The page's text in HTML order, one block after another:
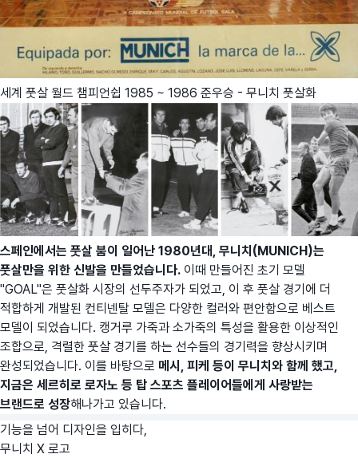
세계 풋살 월드 챔피언쉽 1985 ~ 1986 준우승 - 무니치 풋살화
스페인에서는 풋살 붐이 일어난 1980년대, 무니치(MUNICH)는
풋살만을 위한 신발을 만들었습니다. 이때 만들어진 초기 모델
"GOAL"은 풋살화 시장의 선두주자가 되었고, 이 후 풋살 경기에 더
적합하게 개발된 컨티넨탈 모델은 다양한 컬러와 편안함으로 베스트
모델이 되었습니다. 캥거루 가죽과 소가죽의 특성을 활용한 이상적인
조합으로, 격렬한 풋살 경기를 하는 선수들의 경기력을 향상시키며
완성되었습니다. 이를 바탕으로 메시, 피케 등이 무니치와 함께 했고,
지금은 세르히로 로자노 등 탑 스포츠 플레이어들에게 사랑받는
브랜드로 성장해나가고 있습니다.
기능을 넘어 디자인을 입히다,
무니치 X 로고